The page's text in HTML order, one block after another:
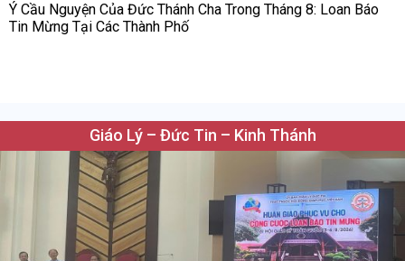
Ý Cầu Nguyện Của Đức Thánh Cha Trong Tháng 8: Loan Báo
Tin Mừng Tại Các Thành Phố
Giáo Lý – Đức Tin – Kinh Thánh